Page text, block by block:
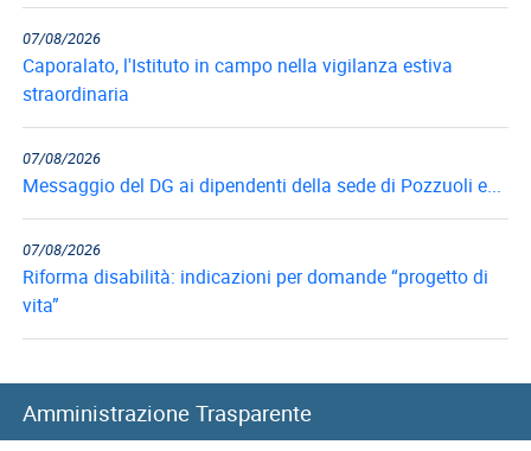
07/08/2026
Caporalato, l'Istituto in campo nella vigilanza estiva
straordinaria
07/08/2026
Messaggio del DG ai dipendenti della sede di Pozzuoli e...
07/08/2026
Riforma disabilità: indicazioni per domande “progetto di
vita”
Collegi di merito, al via i rinnovi per l’anno accademico...
Amministrazione Trasparente